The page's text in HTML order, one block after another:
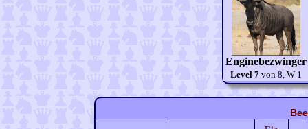
Enginebezwinger
Level 7 von 8, W-1